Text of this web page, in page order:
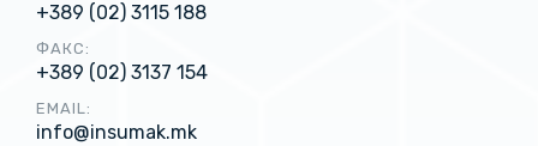
+389 (02) 3115 188
ФАКС:
+389 (02) 3137 154
EMAIL:
info@insumak.mk